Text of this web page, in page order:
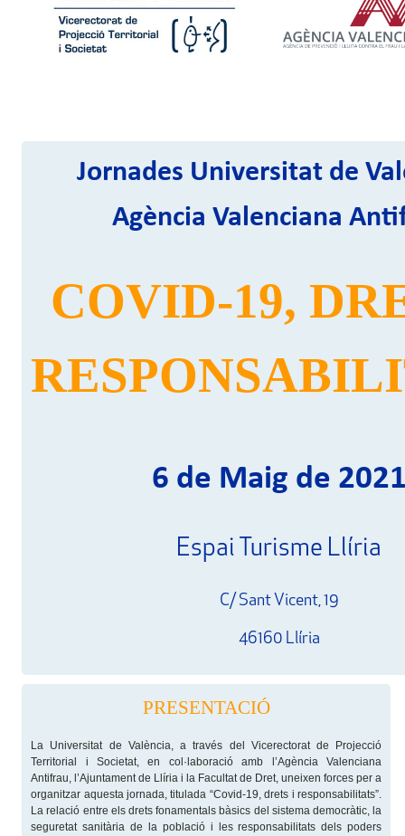
Jornades Universitat de
Agència Valenciana
COVID-19,
6 de Maig de
Espai Turisme Llíria
C/ Sant Vicent, 19
46160 Llíria
PRESENTACIÓ
La Universitat de València, a través del Vicerectorat de Projecció
Territorial i Societat, en col·laboració amb l’Agència Valenciana
Antifrau, l’Ajuntament de Llíria i la Facultat de Dret, uneixen forces per a
organitzar aquesta jornada, titulada “Covid-19, drets i responsabilitats”.
La relació entre els drets fonamentals bàsics del sistema democràtic, la
seguretat sanitària de la població i les responsabilitats dels poders